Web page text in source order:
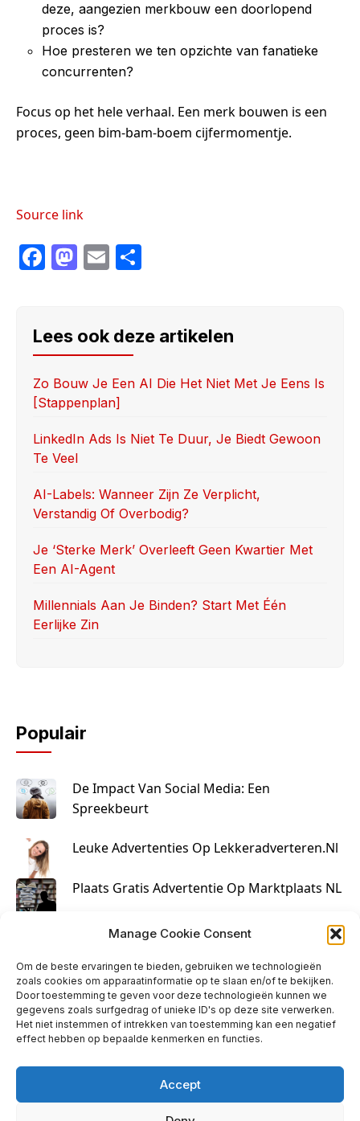
Manage Cookie Consent
Om de beste ervaringen te bieden, gebruiken we technologieën
zoals cookies om apparaatinformatie op te slaan en/of te bekijken.
Door toestemming te geven voor deze technologieën kunnen we
gegevens zoals surfgedrag of unieke ID's op deze site verwerken.
Het niet instemmen of intrekken van toestemming kan een negatief
effect hebben op bepaalde kenmerken en functies.
Accept
deze, aangezien merkbouw een doorlopend
proces is?
Hoe presteren we ten opzichte van fanatieke
concurrenten?
Focus op het hele verhaal. Een merk bouwen is een
proces, geen bim-bam-boem cijfermomentje.
Source link
F
e
b
o
o
k
M
o
d
o
n
E
e
Lees ook deze artikelen
Zo Bouw Je Een AI Die Het Niet Met Je Eens Is
[stappenplan]
LinkedIn Ads Is Niet Te Duur, Je Biedt Gewoon
Te Veel
AI-Labels: Wanneer Zijn Ze Verplicht,
Verstandig Of Overbodig?
Je ‘sterke Merk’ Overleeft Geen Kwartier Met
Een AI-Agent
Millennials Aan Je Binden? Start Met Één
Eerlijke Zin
Populair
De Impact Van Social Media: Een
Spreekbeurt
Leuke Advertenties Op Lekkeradverteren.nl
Plaats Gratis Advertentie Op Marktplaats NL
Kruisbestuiving Voor Succesvolle Marketing